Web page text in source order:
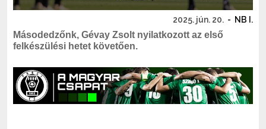
2025. jún. 20. - NB I.
Másodedzőnk, Gévay Zsolt nyilatkozott az első
felkészülési hetet követően.